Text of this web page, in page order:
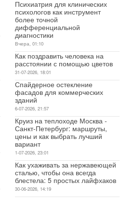
Психиатрия для клинических
психологов как инструмент
более точной
дифференциальной
диагностики
Вчера, 01:10
Как поздравить человека на
расстоянии с помощью цветов
31-07-2026, 18:01
Спайдерное остекление
фасадов для коммерческих
зданий
6-07-2026, 21:57
Круиз на теплоходе Москва -
Санкт-Петербург: маршруты,
цены и как выбрать лучший
вариант
1-07-2026, 23:01
Как ухаживать за нержавеющей
сталью, чтобы она всегда
блестела: 5 простых лайфхаков
30-06-2026, 14:19